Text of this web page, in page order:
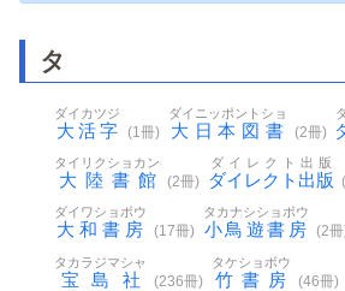
タ
大活字
ダイカツジ
(1冊) 大日本図書
ダイニッポントショ
(2冊)
大陸書館
タイリクショカン
(2冊) ダイレクト出版
ダイレクト出版
大和書房
ダイワショボウ
(17冊) 小鳥遊書房
タカナシショボウ
(2
宝島社
タカラジマシャ
(236冊) 竹書房
タケショボウ
(46冊)